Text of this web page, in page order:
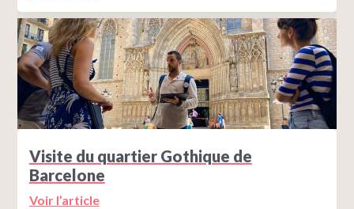
Visite du quartier Gothique de
Barcelone
Voir l’article